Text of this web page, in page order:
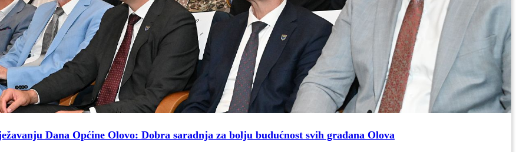
Dana Općine Olovo: Dobra saradnja za bolju budućnost svih građana Olova